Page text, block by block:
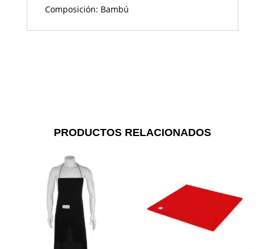
Composición: Bambú
PRODUCTOS RELACIONADOS